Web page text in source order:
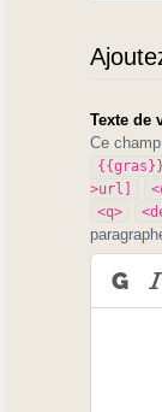
Texte de
Ce
{{gras}}
>url]
<q>